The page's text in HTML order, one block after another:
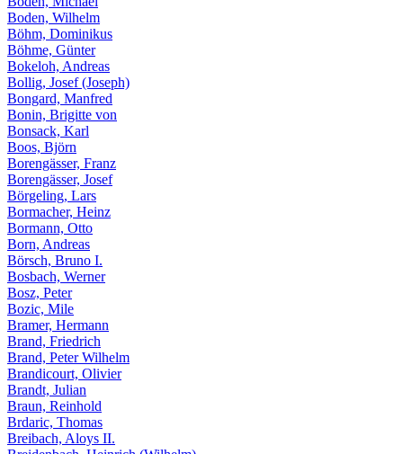
Boden, Wilhelm
Böhm, Dominikus
Böhme, Günter
Bokeloh, Andreas
Bollig, Josef (Joseph)
Bongard, Manfred
Bonin, Brigitte von
Bonsack, Karl
Boos, Björn
Borengässer, Franz
Borengässer, Josef
Börgeling, Lars
Bormacher, Heinz
Bormann, Otto
Born, Andreas
Börsch, Bruno I.
Bosbach, Werner
Bosz, Peter
Bozic, Mile
Bramer, Hermann
Brand, Friedrich
Brand, Peter Wilhelm
Brandicourt, Olivier
Brandt, Julian
Braun, Reinhold
Brdaric, Thomas
Breibach, Aloys II.